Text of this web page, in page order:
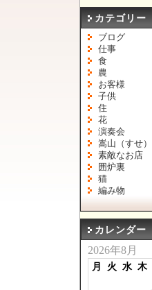
カテゴリー
ブログ
仕事
食
農
お客様
子供
住
花
演奏会
嵩山（すせ）
素敵なお店
囲炉裏
猫
編み物
カレンダー
2026年8月
月 火 水 木